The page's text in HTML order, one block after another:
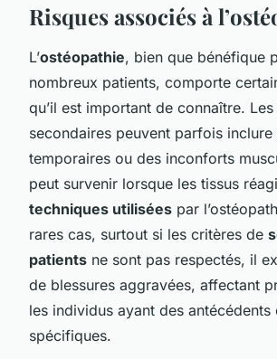
Risques associés à
L’ostéopathie, bien que bénéfique
nombreux patients, comporte
qu’il est important de connaître.
secondaires peuvent parfois
temporaires ou des inconforts
peut survenir lorsque les tissus
techniques utilisées par
rares cas, surtout si les critères de
patients ne sont pas respectés, il
de blessures aggravées, affectant
les individus ayant des antécédents
spécifiques.